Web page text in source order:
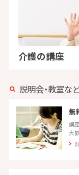
介護の講座
説明会・教室な
無
講
大